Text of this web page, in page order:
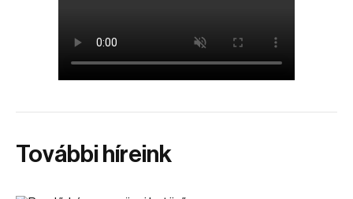
További híreink